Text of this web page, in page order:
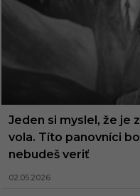
Jeden si myslel, že je
vola. Títo panovníci
nebudeš veriť
02.05.2026